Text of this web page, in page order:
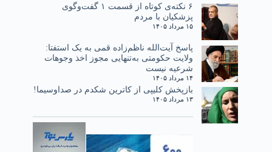
۶ نکته‌ی کوتاه از قسمت ۱ گفت‌وگوی
پزشکیان با مردم
۱۵ مرداد ۱۴۰۵
پاسخ آیت‌الله ناظم‌زاده قمی به یک استفتا:
ولایت حکومتی به‌تنهایی مجوز اخذ وجوهات
شرعیه نیست
۱۴ مرداد ۱۴۰۵
بازپخش کلیپی از کاترین شکدم در صداوسیما!
۱۳ مرداد ۱۴۰۵